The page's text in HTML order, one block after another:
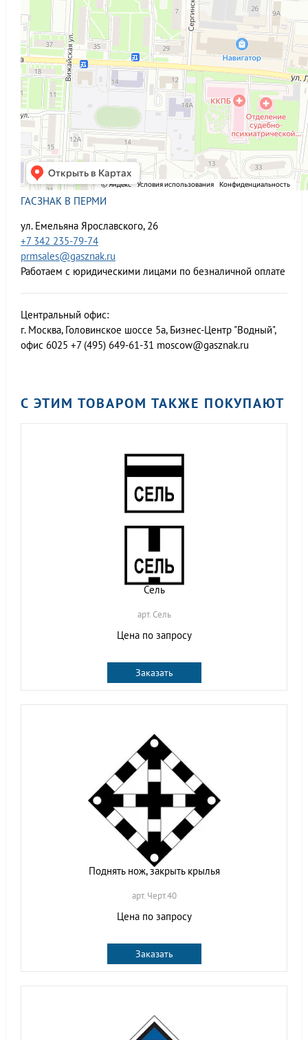
ГАСЗНАК В ПЕРМИ
ул. Емельяна Ярославского, 26
+7 342 235-79-74
prmsales@gasznak.ru
Работаем с юридическими лицами по безналичной оплате
Центральный офис:
г. Москва, Головинское шоссе 5а, Бизнес-Центр "Водный",
офис 6025 +7 (495) 649-61-31 moscow@gasznak.ru
С ЭТИМ ТОВАРОМ ТАКЖЕ ПОКУПАЮТ
Сель
арт. Сель
Цена по запросу
Заказать
Поднять нож, закрыть крылья
арт. Черт.40
Цена по запросу
Заказать